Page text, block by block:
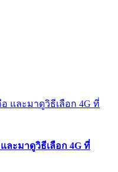
ละมาดูวิธีเลือก 4G ที่